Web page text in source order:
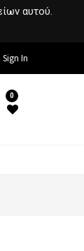
αυτού.
Sign In
0